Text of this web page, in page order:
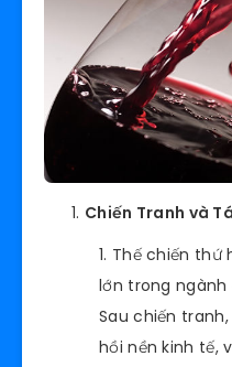
Chiến Tranh và
Thế chiến thứ
lớn trong ngành
Sau chiến
hồi nền kinh tế,